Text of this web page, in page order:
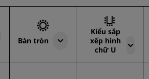
Bàn tròn
Kiểu sắp
xếp hình
chữ U